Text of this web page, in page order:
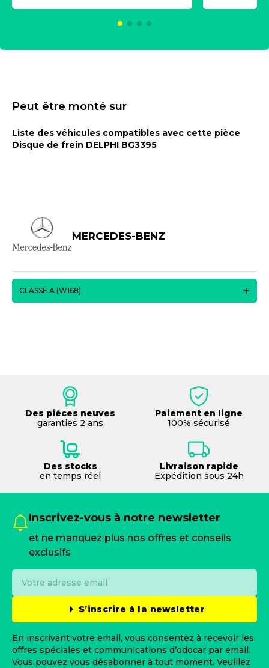
Peut être monté sur
Liste des véhicules compatibles avec cette pièce
Disque de frein DELPHI BG3395
MERCEDES-BENZ
CLASSE A (W168)
Des pièces neuves
garanties 2 ans
Paiement en ligne
100% sécurisé
Des stocks
en temps réel
Livraison rapide
Expédition sous 24h
Inscrivez-vous à notre newsletter
et ne manquez plus nos offres et conseils
exclusifs
S’inscrire à la newsletter
En inscrivant votre email, vous consentez à recevoir les
offres spéciales et communications d’odocar par email.
Vous pouvez vous désabonner à tout moment. Veuillez